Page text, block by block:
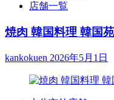
店舗一覧
焼肉 韓国料理 韓国
kankokuen 2026年5月1日